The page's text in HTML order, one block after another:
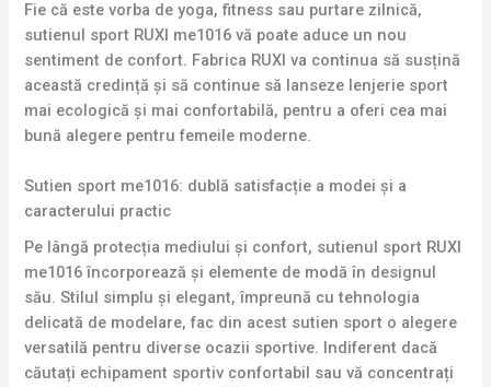
Fie că este vorba de yoga, fitness sau purtare zilnică,
sutienul sport RUXI me1016 vă poate aduce un nou
sentiment de confort. Fabrica RUXI va continua să susțină
această credință și să continue să lanseze lenjerie sport
mai ecologică și mai confortabilă, pentru a oferi cea mai
bună alegere pentru femeile moderne.
Sutien sport me1016: dublă satisfacție a modei și a
caracterului practic
Pe lângă protecția mediului și confort, sutienul sport RUXI
me1016 încorporează și elemente de modă în designul
său. Stilul simplu și elegant, împreună cu tehnologia
delicată de modelare, fac din acest sutien sport o alegere
versatilă pentru diverse ocazii sportive. Indiferent dacă
căutați echipament sportiv confortabil sau vă concentrați